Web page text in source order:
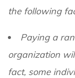
the following
Paying a
organization
fact, some